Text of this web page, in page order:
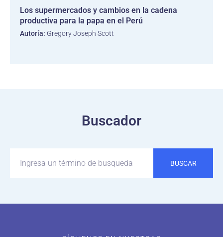
Los supermercados y cambios en la cadena
productiva para la papa en el Perú
Autoría: Gregory Joseph Scott
Buscador
BUSCAR